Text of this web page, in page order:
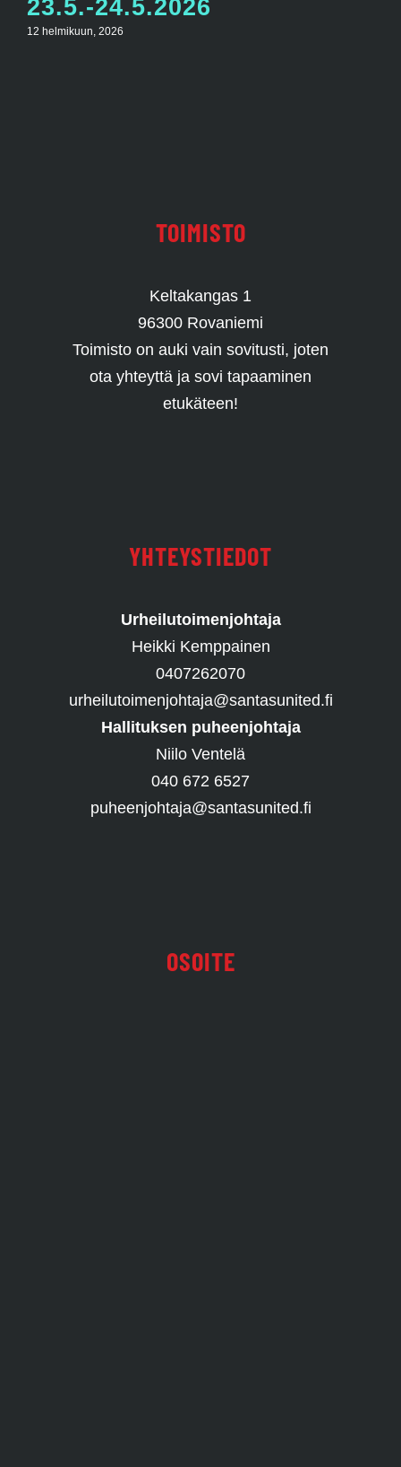
23.5.-24.5.2026
12 helmikuun, 2026
TOIMISTO
Keltakangas 1
96300 Rovaniemi
Toimisto on auki vain sovitusti, joten
ota yhteyttä ja sovi tapaaminen
etukäteen!
YHTEYSTIEDOT
Urheilutoimenjohtaja
Heikki Kemppainen
0407262070
urheilutoimenjohtaja@santasunited.fi
Hallituksen puheenjohtaja
Niilo Ventelä
040 672 6527
puheenjohtaja@santasunited.fi
OSOITE